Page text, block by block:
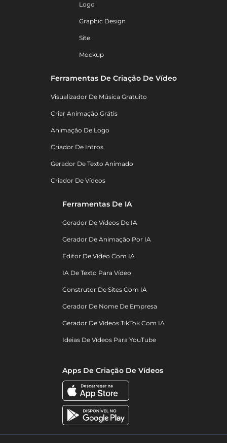
Logo
Graphic Design
Site
Mockup
Ferramentas De Criação De Vídeo
Visualizador De Música Gratuito
Criar Animação Grátis
Animação De Logo
Criador De Intros
Gerador De Texto Animado
Criador De Vídeos
Ferramentas De IA
Gerador De Vídeos De IA
Gerador De Animação Por IA
Editor De Vídeo Com IA
IA De Texto Para Vídeo
Construtor De Sites Com IA
Gerador De Nome De Empresa
Gerador De Vídeos TikTok Com IA
Ideias De Vídeos Para YouTube
Apps De Criação De Vídeos